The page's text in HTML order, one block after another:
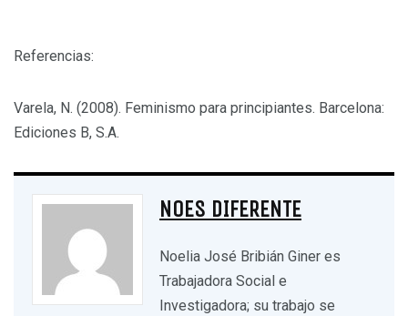
Referencias:
Varela, N. (2008). Feminismo para principiantes. Barcelona:
Ediciones B, S.A.
NOES DIFERENTE
Noelia José Bribián Giner es
Trabajadora Social e
Investigadora; su trabajo se